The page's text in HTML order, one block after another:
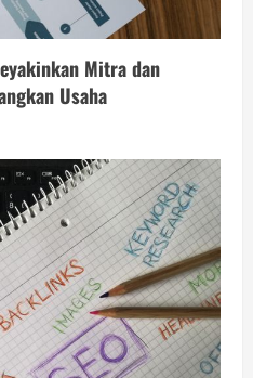
Mitra dan
Usaha